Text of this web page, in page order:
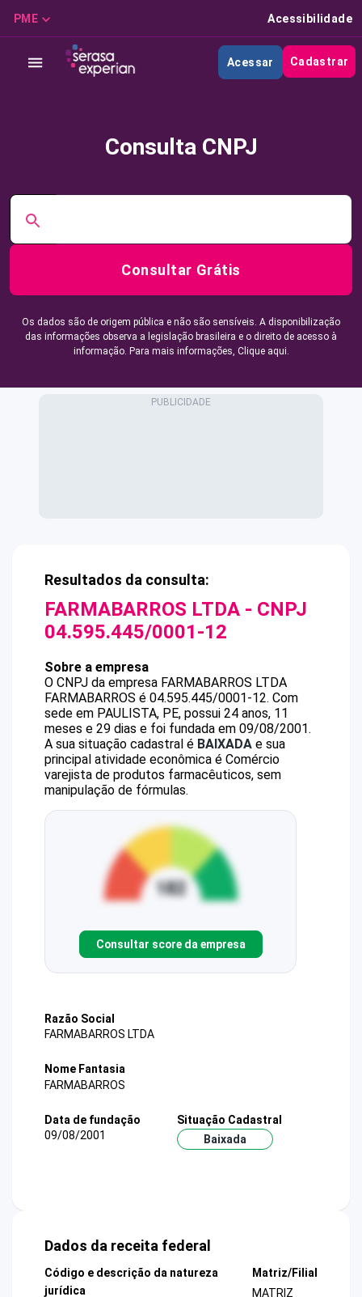
PME Acessibilidade
Acessar Cadastrar
Consulta CNPJ
Consultar Grátis
Os dados são de origem pública e não são sensíveis. A disponibilização
das informações observa a legislação brasileira e o direito de acesso à
informação. Para mais informações, Clique aqui.
Resultados da consulta:
FARMABARROS LTDA - CNPJ
04.595.445/0001-12
Sobre a empresa
O CNPJ da empresa FARMABARROS LTDA
FARMABARROS é 04.595.445/0001-12. Com
sede em PAULISTA, PE, possui 24 anos, 11
meses e 29 dias e foi fundada em 09/08/2001.
A sua situação cadastral é BAIXADA e sua
principal atividade econômica é Comércio
varejista de produtos farmacêuticos, sem
manipulação de fórmulas.
Consultar score da empresa
Razão Social
FARMABARROS LTDA
Nome Fantasia
FARMABARROS
Data de fundação
09/08/2001
Situação Cadastral
Baixada
Dados da receita federal
Código e descrição da natureza
jurídica
Matriz/Filial
MATRIZ